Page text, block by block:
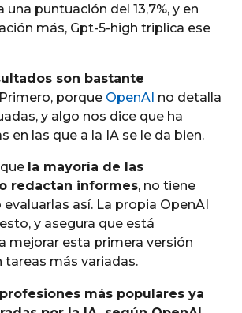
una puntuación del 13,7%, y en
más, Gpt-5-high triplica ese
son bastante
porque OpenAI no detalla
y algo nos dice que ha
en las que a la IA se le da bien.
la mayoría de las
redactan informes, no tiene
así. La propia OpenAI
y asegura que está
mejorar esta primera versión
tareas más variadas.
más populares ya